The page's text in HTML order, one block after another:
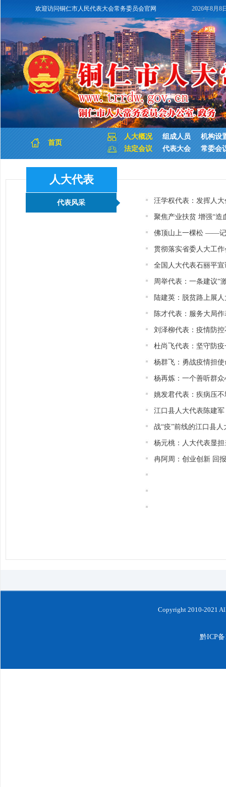
欢迎访问铜仁市人民代表大会常务委员会官网 2026年8月8
首页
人大概况 组成人员
机构设
法定会议
代表大会 常委会
人大代表
代表风采 汪学权代表：发挥人
聚焦产业扶贫 增强“造
佛顶山上一棵松 ——记
贯彻落实省委人大工
全国人大代表石丽平宣
周举代表：一条建议“
陆建英：脱贫路上展
陈才代表：服务大局
刘泽柳代表：疫情防
杜尚飞代表：坚守防
杨群飞：勇战疫情担
杨再炼：一个善听群
姚发君代表：疾病压
江口县人大代表陈建军
战“疫”前线的江口县
杨元桃：人大代表显
冉阿周：创业创新 回
Copyright 2010-2021
黔ICP备